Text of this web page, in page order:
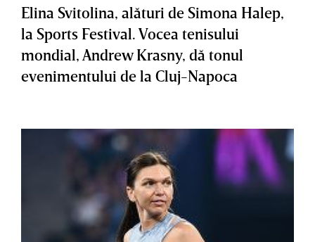
Elina Svitolina, alături de Simona Halep,
la Sports Festival. Vocea tenisului
mondial, Andrew Krasny, dă tonul
evenimentului de la Cluj-Napoca